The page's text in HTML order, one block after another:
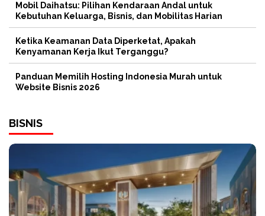
Mobil Daihatsu: Pilihan Kendaraan Andal untuk
Kebutuhan Keluarga, Bisnis, dan Mobilitas Harian
Ketika Keamanan Data Diperketat, Apakah
Kenyamanan Kerja Ikut Terganggu?
Panduan Memilih Hosting Indonesia Murah untuk
Website Bisnis 2026
BISNIS